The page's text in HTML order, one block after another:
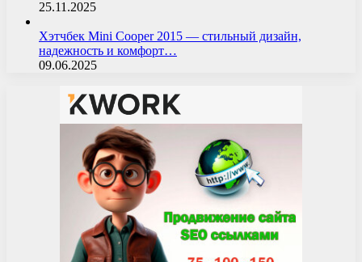
25.11.2025
Хэтчбек Mini Cooper 2015 — стильный дизайн,
надежность и комфорт…
09.06.2025